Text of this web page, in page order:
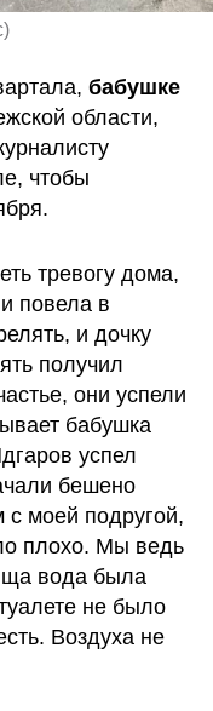
)
бабушке
области,
чтобы
тревогу дома,
повела в
и дочку
получил
они успели
бабушка
успел
бешено
с моей подругой,
плохо. Мы ведь
вода была
не было
Воздуха не